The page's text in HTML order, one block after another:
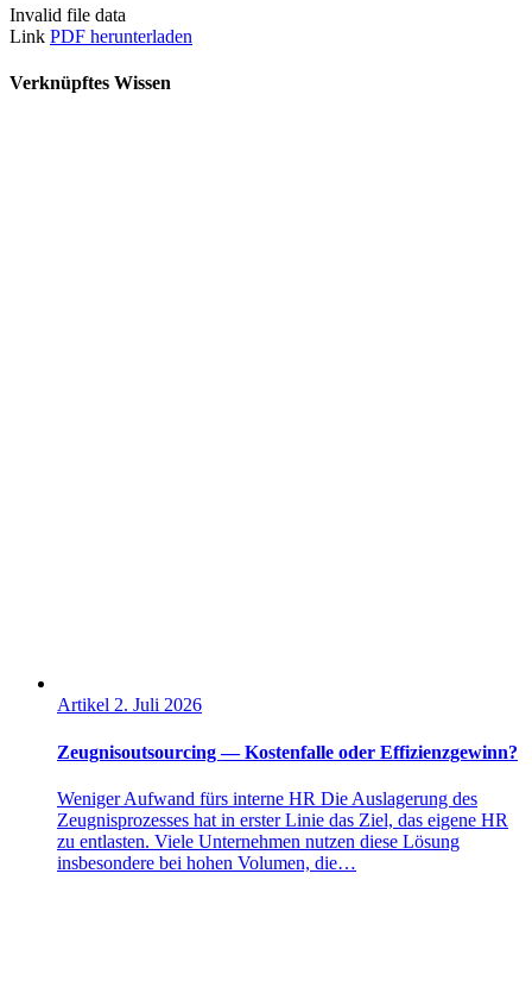
Invalid file data
Link PDF herunterladen
Verknüpftes Wissen
Artikel 2. Juli 2026
Zeugnisoutsourcing — Kostenfalle oder Effizienzgewinn?
Weniger Aufwand fürs interne HR Die Auslagerung des
Zeugnisprozesses hat in erster Linie das Ziel, das eigene HR
zu entlasten. Viele Unternehmen nutzen diese Lösung
insbesondere bei hohen Volumen, die…